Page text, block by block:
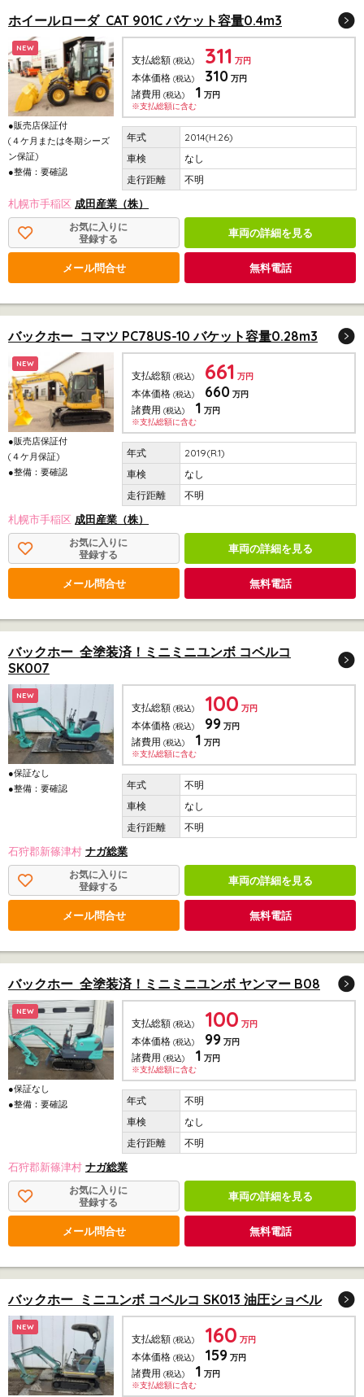
ホイールローダ CAT 901C バケット容量0.4m3
NEW
●販売店保証付
(４ケ月または冬期シーズ
ン保証)
●整備：要確認
支払総額 (税込) 311 万円
本体価格 (税込) 310 万円
諸費用 (税込) 1 万円
※支払総額に含む
2014(H.26)
なし
不明
札幌市手稲区 成田産業（株）
お気に入りに
登録する
車両の詳細を見る
メール問合せ 無料電話
バックホー コマツ PC78US-10 バケット容量0.28m3
NEW
●販売店保証付
(４ケ月保証)
●整備：要確認
支払総額 (税込) 661 万円
本体価格 (税込) 660 万円
諸費用 (税込) 1 万円
※支払総額に含む
2019(R.1)
なし
不明
札幌市手稲区 成田産業（株）
お気に入りに
登録する
車両の詳細を見る
メール問合せ 無料電話
バックホー 全塗装済！ミニミニユンボ コベルコ
SK007
NEW
●保証なし
●整備：要確認
支払総額 (税込) 100 万円
本体価格 (税込) 99 万円
諸費用 (税込) 1 万円
※支払総額に含む
不明
なし
不明
石狩郡新篠津村 ナガ総業
お気に入りに
登録する
車両の詳細を見る
メール問合せ 無料電話
バックホー 全塗装済！ミニミニユンボ ヤンマー B08
NEW
●保証なし
●整備：要確認
支払総額 (税込) 100 万円
本体価格 (税込) 99 万円
諸費用 (税込) 1 万円
※支払総額に含む
不明
なし
不明
石狩郡新篠津村 ナガ総業
お気に入りに
登録する
車両の詳細を見る
メール問合せ 無料電話
バックホー ミニユンボ コベルコ SK013 油圧ショベル
NEW
支払総額 (税込) 160 万円
本体価格 (税込) 159 万円
諸費用 (税込) 1 万円
※支払総額に含む